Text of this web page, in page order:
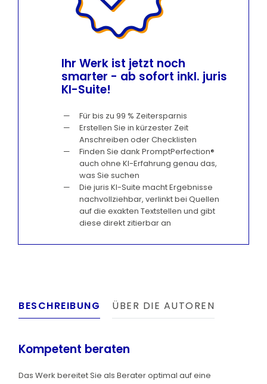
Ihr Werk ist jetzt noch
smarter - ab sofort inkl. juris
KI-Suite!
Für bis zu 99 % Zeitersparnis
Erstellen Sie in kürzester Zeit
Anschreiben oder Checklisten
Finden Sie dank PromptPerfection®
auch ohne KI-Erfahrung genau das,
was Sie suchen
Die juris KI-Suite macht Ergebnisse
nachvollziehbar, verlinkt bei Quellen
auf die exakten Textstellen und gibt
diese direkt zitierbar an
BESCHREIBUNG ÜBER DIE AUTOREN
Kompetent beraten
Das Werk bereitet Sie als Berater optimal auf eine